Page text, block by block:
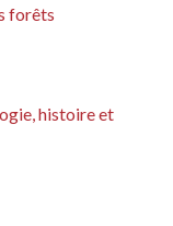
forêts
histoire et